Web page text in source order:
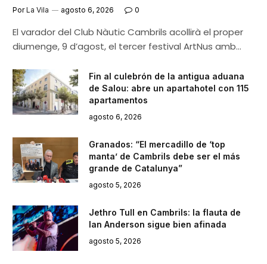
Por La Vila agosto 6, 2026 0
El varador del Club Nàutic Cambrils acollirà el proper
diumenge, 9 d’agost, el tercer festival ArtNus amb…
Fin al culebrón de la antigua aduana
de Salou: abre un apartahotel con 115
apartamentos
agosto 6, 2026
Granados: “El mercadillo de ‘top
manta’ de Cambrils debe ser el más
grande de Catalunya”
agosto 5, 2026
Jethro Tull en Cambrils: la flauta de
Ian Anderson sigue bien afinada
agosto 5, 2026